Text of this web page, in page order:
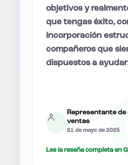
inteligentes, están
dispuestas a ayudar
surgen preguntas,
visión clara de cara
Ventas
12 de agosto de 2025
Lee la reseña completa en